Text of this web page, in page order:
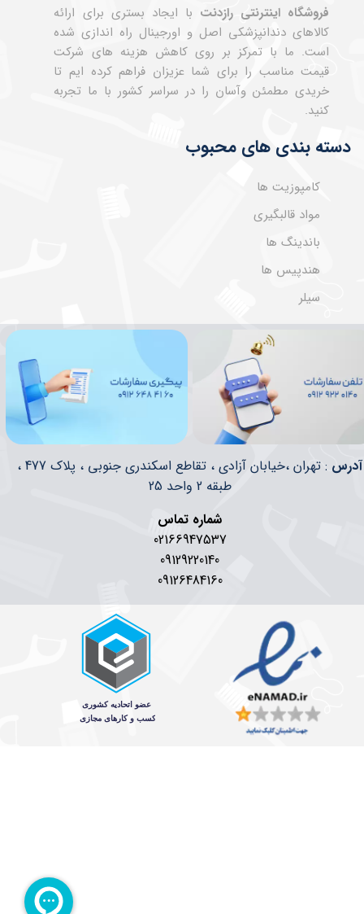
فروشگاه اینترنتی رازدنت با ایجاد بستری برای ارائه
کالاهای دندانپزشکی اصل و اورجینال راه اندازی شده
است. ما با تمرکز بر روی کاهش هزینه های شرکت
قیمت مناسب را برای شما عزیزان فراهم کرده ایم تا
خریدی مطمئن وآسان را در سراسر کشور با ما تجربه
کنید.
دسته بندی های محبوب
کامپوزیت ها
مواد قالبگیری
باندینگ ها
هندپیس ها
سیلر
​​آدرس
: تهران ،خیابان آزادی ، تقاطع اسکندری جنوبی ، پلاک 477 ،
طبقه 2 واحد 25
شماره تماس
02166947537
09129220140
09126484160